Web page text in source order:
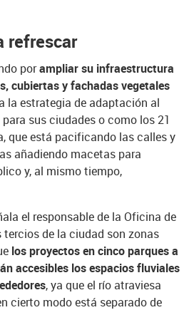
refrescar
porampliar su infraestructura
cubiertas y fachadas vegetales
la estrategia de adaptación al
sus ciudades o como los 21
que está pacificando las calles y
añadiendo macetas para
y, al mismo tiempo,
el responsable de la Oficina de
tercios de la ciudad son zonas
los proyectos en cinco parques a
accesibles los espacios fluviales
, ya que el río atraviesa
cierto modo está separado de